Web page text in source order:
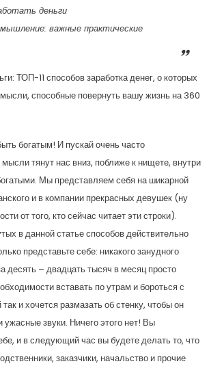
деньги
важные практические
богатым! И пускай очень часто
тянут нас вниз, поближе к нищете, внутри
Мы представляем себя на шикарной
и в компании прекрасных девушек (ну
от того, кто сейчас читает эти строки).
в данной статье способов действительно
представьте себе: никакого занудного
десять – двадцать тысяч в месяц просто
вставать по утрам и бороться с
и хочется размазать об стенку, чтобы он
ужасные звуки. Ничего этого нет! Вы
и в следующий час вы будете делать то, что
заказчики, начальство и прочие